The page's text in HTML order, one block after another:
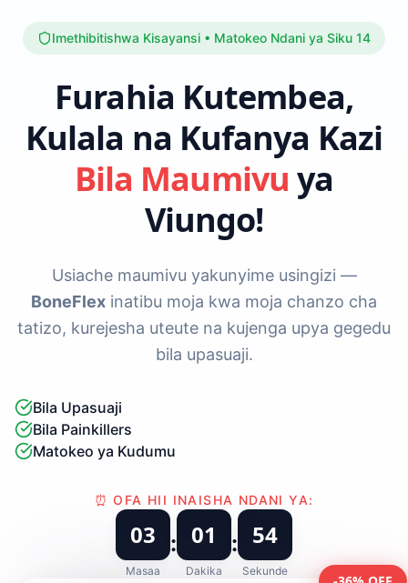
Imethibitishwa Kisayansi • Matokeo Ndani ya Siku 14
Furahia Kutembea,
Kulala na Kufanya Kazi
Bila Maumivu ya
Viungo!
Usiache maumivu yakunyime usingizi —
BoneFlex inatibu moja kwa moja chanzo cha
tatizo, kurejesha uteute na kujenga upya gegedu
bila upasuaji.
Bila Upasuaji
Bila Painkillers
Matokeo ya Kudumu
⏰ OFA HII INAISHA NDANI YA:
03
Masaa
: 01
Dakika
: 53
Sekunde